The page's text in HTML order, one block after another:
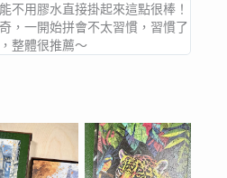
不用膠水直接掛起來這點很棒！
，一開始拼會不太習慣，習慣了
整體很推薦～